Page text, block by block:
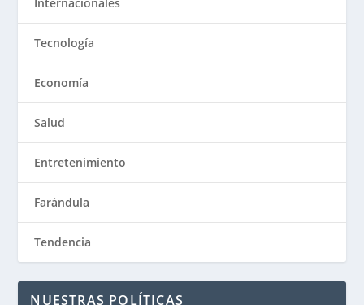
Tecnología
Economía
Salud
Entretenimiento
Farándula
Tendencia
NUESTRAS POLÍTICAS